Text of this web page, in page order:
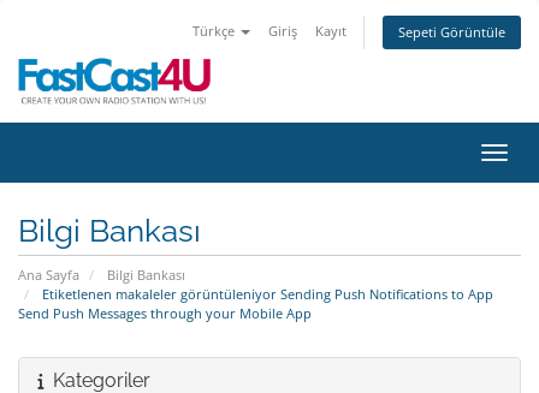
Türkçe Giriş Kayıt Sepeti Görüntüle
Bilgi Bankası
Ana Sayfa
Bilgi Bankası
Etiketlenen makaleler görüntüleniyor Sending Push Notifications to App
Send Push Messages through your Mobile App
Kategoriler